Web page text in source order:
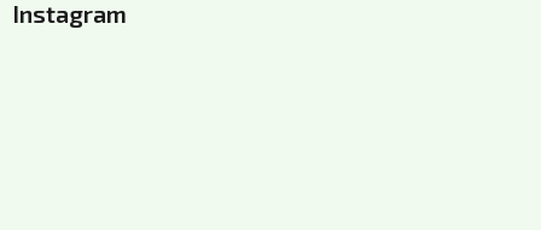
pInstagram